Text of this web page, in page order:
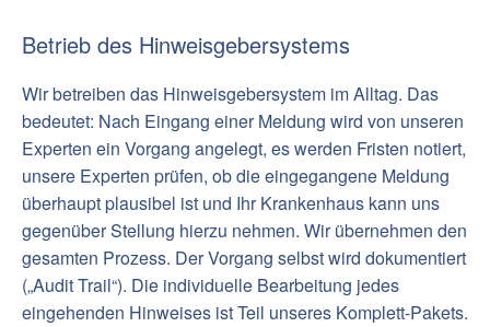
Betrieb des Hinweisgebersystems
Wir betreiben das Hinweisgebersystem im Alltag. Das
bedeutet: Nach Eingang einer Meldung wird von unseren
Experten ein Vorgang angelegt, es werden Fristen notiert,
unsere Experten prüfen, ob die eingegangene Meldung
überhaupt plausibel ist und Ihr Krankenhaus kann uns
gegenüber Stellung hierzu nehmen. Wir übernehmen den
gesamten Prozess. Der Vorgang selbst wird dokumentiert
(„Audit Trail“). Die individuelle Bearbeitung jedes
eingehenden Hinweises ist Teil unseres Komplett-Pakets.